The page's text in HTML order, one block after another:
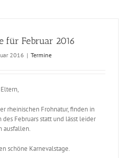
für Februar 2016
2016 | Termine
rheinischen Frohnatur, finden in
Februars statt und lässt leider
ausfallen.
schöne Karnevalstage.